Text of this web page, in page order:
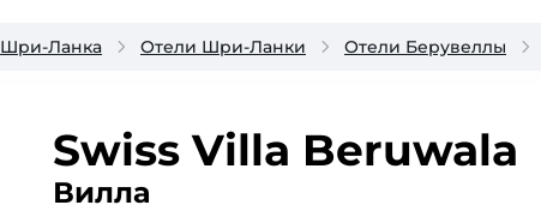
Шри-Ланка Отели Шри-Ланки Отели Берувеллы
Swiss Villa Beruwala
Вилла